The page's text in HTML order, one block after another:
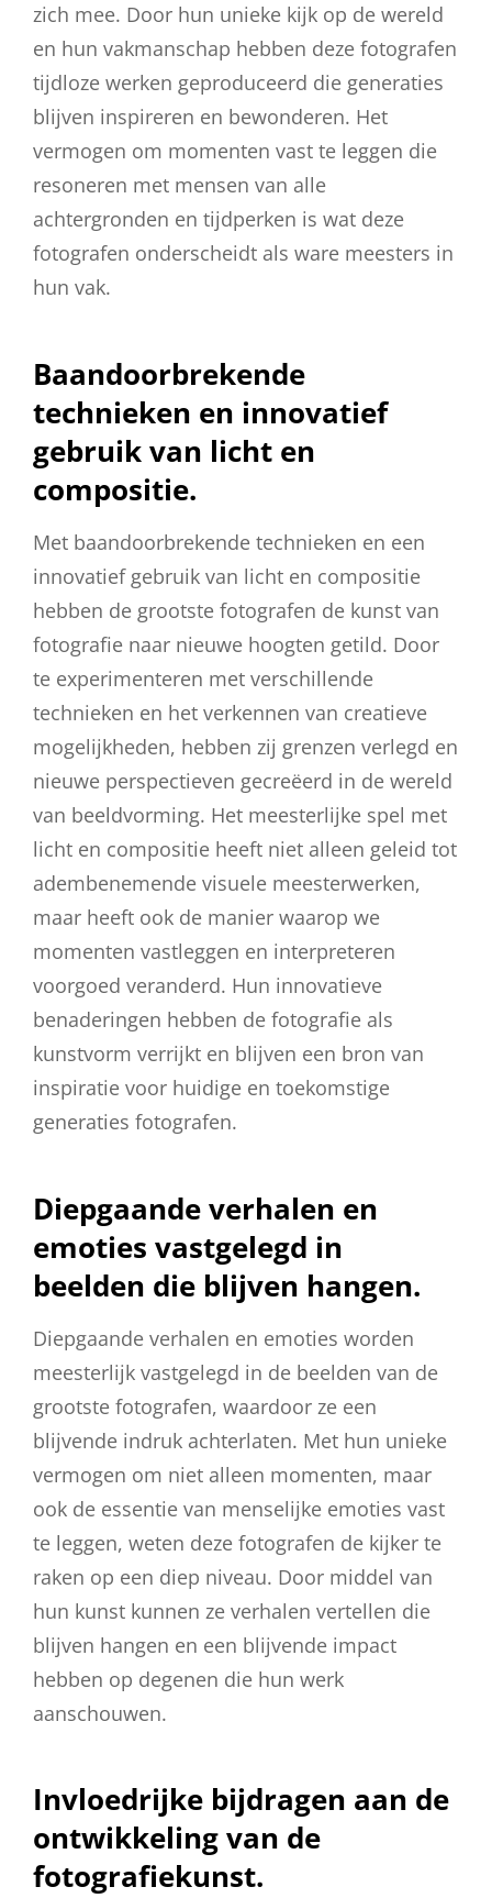
zich mee. Door hun unieke kijk op de wereld
en hun vakmanschap hebben deze fotografen
tijdloze werken geproduceerd die generaties
blijven inspireren en bewonderen. Het
vermogen om momenten vast te leggen die
resoneren met mensen van alle
achtergronden en tijdperken is wat deze
fotografen onderscheidt als ware meesters in
hun vak.
Baandoorbrekende
technieken en innovatief
gebruik van licht en
compositie.
Met baandoorbrekende technieken en een
innovatief gebruik van licht en compositie
hebben de grootste fotografen de kunst van
fotografie naar nieuwe hoogten getild. Door
te experimenteren met verschillende
technieken en het verkennen van creatieve
mogelijkheden, hebben zij grenzen verlegd en
nieuwe perspectieven gecreëerd in de wereld
van beeldvorming. Het meesterlijke spel met
licht en compositie heeft niet alleen geleid tot
adembenemende visuele meesterwerken,
maar heeft ook de manier waarop we
momenten vastleggen en interpreteren
voorgoed veranderd. Hun innovatieve
benaderingen hebben de fotografie als
kunstvorm verrijkt en blijven een bron van
inspiratie voor huidige en toekomstige
generaties fotografen.
Diepgaande verhalen en
emoties vastgelegd in
beelden die blijven hangen.
Diepgaande verhalen en emoties worden
meesterlijk vastgelegd in de beelden van de
grootste fotografen, waardoor ze een
blijvende indruk achterlaten. Met hun unieke
vermogen om niet alleen momenten, maar
ook de essentie van menselijke emoties vast
te leggen, weten deze fotografen de kijker te
raken op een diep niveau. Door middel van
hun kunst kunnen ze verhalen vertellen die
blijven hangen en een blijvende impact
hebben op degenen die hun werk
aanschouwen.
Invloedrijke bijdragen aan de
ontwikkeling van de
fotografiekunst.